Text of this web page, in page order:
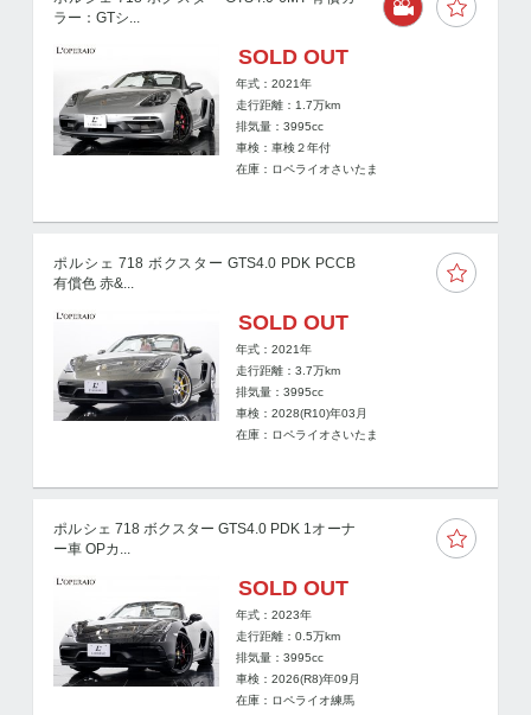
ラー：GTシ...
SOLD OUT
年式：2021年
走行距離： 1.7万km
排気量：3995cc
車検：車検２年付
在庫：ロペライオさいたま
ポルシェ 718 ボクスター GTS4.0 PDK PCCB
有償色 赤&...
SOLD OUT
年式：2021年
走行距離：3.7万km
排気量：3995cc
車検：2028(R10)年03月
在庫：ロペライオさいたま
ポルシェ 718 ボクスター GTS4.0 PDK 1オーナ
ー車 OPカ...
SOLD OUT
年式：2023年
走行距離：0.5万km
排気量：3995cc
車検：2026(R8)年09月
在庫：ロペライオ練馬